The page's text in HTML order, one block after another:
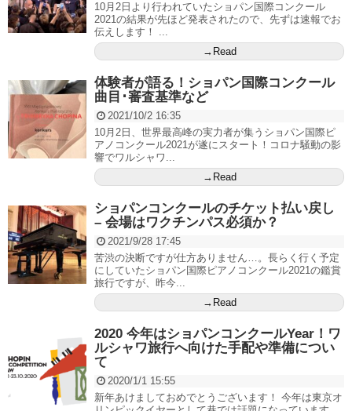
10月2日より行われていたショパン国際コンクール
2021の結果が先ほど発表されたので、先ずは速報でお
伝えします！ ...
→Read
体験者が語る！ショパン国際コンクール
曲目･審査基準など
2021/10/2 16:35
10月2日、世界最高峰の実力者が集うショパン国際ピ
アノコンクール2021が遂にスタート！コロナ騒動の影
響でワルシャワ...
→Read
ショパンコンクールのチケット払い戻し
– 会場はワクチンパス必須か？
2021/9/28 17:45
苦渋の決断ですが仕方ありません…。長らく行く予定
にしていたショパン国際ピアノコンクール2021の鑑賞
旅行ですが、昨今...
→Read
2020 今年はショパンコンクールYear！ワ
ルシャワ旅行へ向けた手配や準備につい
て
2020/1/1 15:55
新年あけましておめでとうございます！ 今年は東京オ